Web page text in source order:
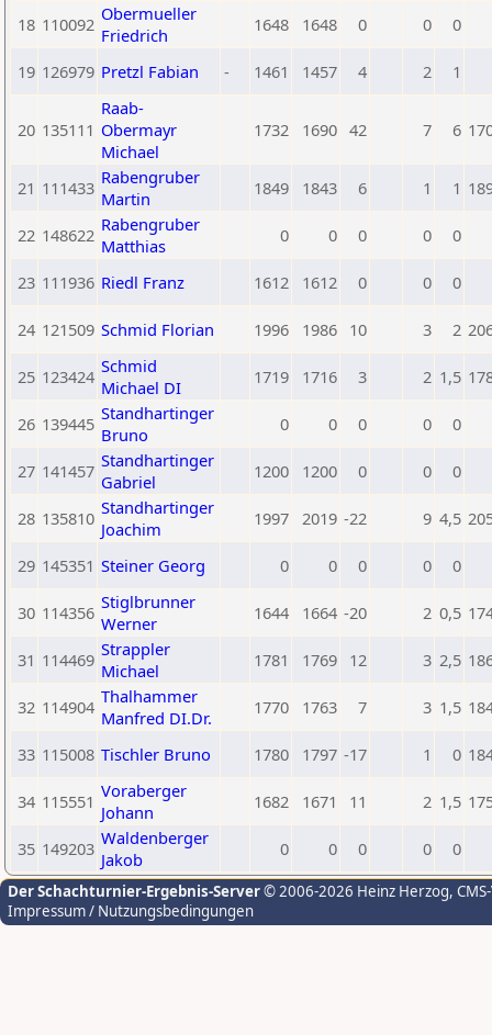
18 110092 Obermueller
Friedrich
1648 1648 0 0 0
19 126979 Pretzl Fabian - 1461 1457 4 2 1
20 135111
Raab-
Obermayr
Michael
1732 1690 42 7 6
21 111433 Rabengruber
Martin
1849 1843 6 1 1
22 148622 Rabengruber
Matthias
0 0 0 0 0
23 111936 Riedl Franz 1612 1612 0 0 0
24 121509 Schmid Florian 1996 1986 10 3 2
25 123424 Schmid
Michael DI
1719 1716 3 2 1,5
26 139445 Standhartinger
Bruno
0 0 0 0 0
27 141457 Standhartinger
Gabriel
1200 1200 0 0 0
28 135810 Standhartinger
Joachim
1997 2019 -22 9 4,5
29 145351 Steiner Georg 0 0 0 0 0
30 114356 Stiglbrunner
Werner
1644 1664 -20 2 0,5
31 114469 Strappler
Michael
1781 1769 12 3 2,5
32 114904 Thalhammer
Manfred DI.Dr.
1770 1763 7 3 1,5
33 115008 Tischler Bruno 1780 1797 -17 1 0
34 115551 Voraberger
Johann
1682 1671 11 2 1,5
35 149203 Waldenberger
Jakob
0 0 0 0 0
Der Schachturnier-Ergebnis-Server© 2006-2026 Heinz Herzog,
Impressum / Nutzungsbedingungen